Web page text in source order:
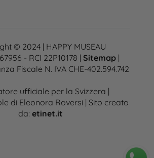
© 2024 | HAPPY MUSEAU
- RCI 22P10178 | Sitemap|
Fiscale N. IVA CHE-402.594.742
ufficiale per la Svizzera |
di Eleonora Roversi | Sito creato
da: etinet.it